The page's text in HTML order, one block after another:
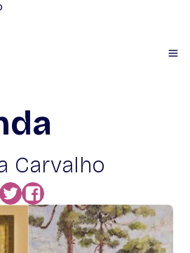
Carvalho